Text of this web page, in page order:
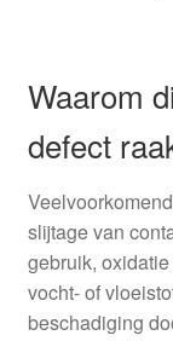
Waarom
defect
slijtage van
gebruik,
vocht- of
beschadiging